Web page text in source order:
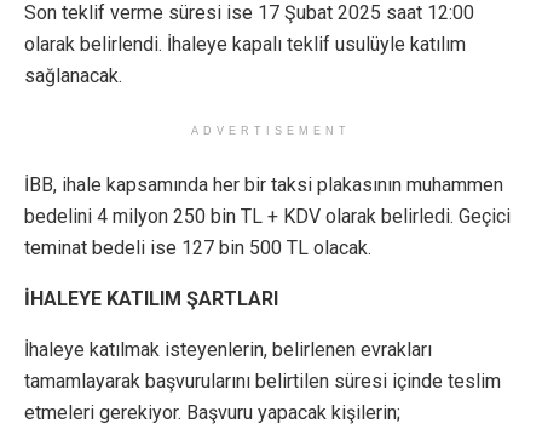
Son teklif verme süresi ise 17 Şubat 2025 saat 12:00
olarak belirlendi. İhaleye kapalı teklif usulüyle katılım
sağlanacak.
ADVERTISEMENT
İBB, ihale kapsamında her bir taksi plakasının muhammen
bedelini 4 milyon 250 bin TL + KDV olarak belirledi. Geçici
teminat bedeli ise 127 bin 500 TL olacak.
İHALEYE KATILIM ŞARTLARI
İhaleye katılmak isteyenlerin, belirlenen evrakları
tamamlayarak başvurularını belirtilen süresi içinde teslim
etmeleri gerekiyor. Başvuru yapacak kişilerin;